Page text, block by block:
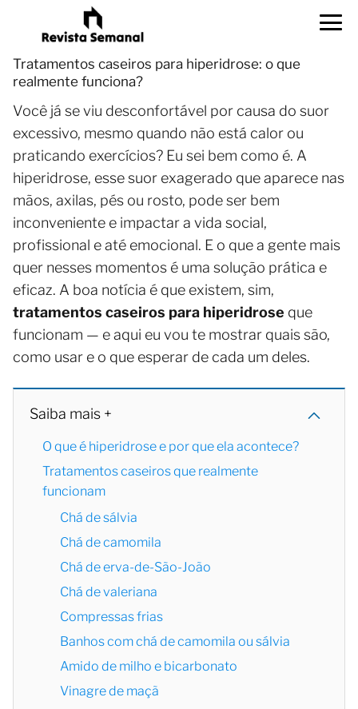
Tratamentos caseiros para hiperidrose: o que
realmente funciona?
Você já se viu desconfortável por causa do suor
excessivo, mesmo quando não está calor ou
praticando exercícios? Eu sei bem como é. A
hiperidrose, esse suor exagerado que aparece nas
mãos, axilas, pés ou rosto, pode ser bem
inconveniente e impactar a vida social,
profissional e até emocional. E o que a gente mais
quer nesses momentos é uma solução prática e
eficaz. A boa notícia é que existem, sim,
tratamentos caseiros para hiperidrose que
funcionam — e aqui eu vou te mostrar quais são,
como usar e o que esperar de cada um deles.
Saiba mais +
O que é hiperidrose e por que ela acontece?
Tratamentos caseiros que realmente
funcionam
Chá de sálvia
Chá de camomila
Chá de erva-de-São-João
Chá de valeriana
Compressas frias
Banhos com chá de camomila ou sálvia
Amido de milho e bicarbonato
Vinagre de maçã